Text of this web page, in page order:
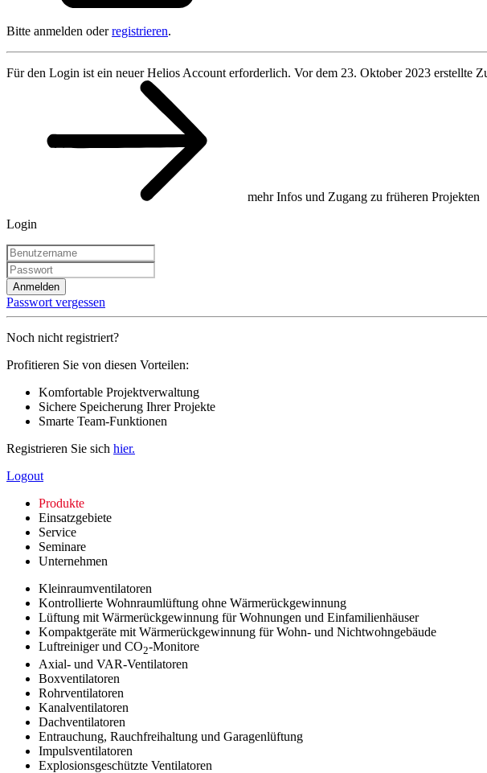
Bitte anmelden oderregistrieren.
Für den Login ist ein neuer Helios Account erforderlich. Vor dem 23. Oktober 2023 erstellte
mehr Infos und Zugang zu früheren Projekten
Login
Anmelden
Passwort vergessen
Noch nicht registriert?
Profitieren Sie von diesen Vorteilen:
Komfortable Projektverwaltung
Sichere Speicherung Ihrer Projekte
Smarte Team-Funktionen
Registrieren Sie sich hier.
Logout
Produkte
Einsatzgebiete
Service
Seminare
Unternehmen
Kleinraumventilatoren
Kontrollierte Wohnraumlüftung ohne Wärmerückgewinnung
Lüftung mit Wärmerückgewinnung für Wohnungen und Einfamilienhäuser
Kompaktgeräte mit Wärmerückgewinnung für Wohn- und Nichtwohngebäude
Luftreiniger und CO2-Monitore
Axial- und VAR-Ventilatoren
Boxventilatoren
Rohrventilatoren
Kanalventilatoren
Dachventilatoren
Entrauchung, Rauchfreihaltung und Garagenlüftung
Impulsventilatoren
Explosionsgeschützte Ventilatoren